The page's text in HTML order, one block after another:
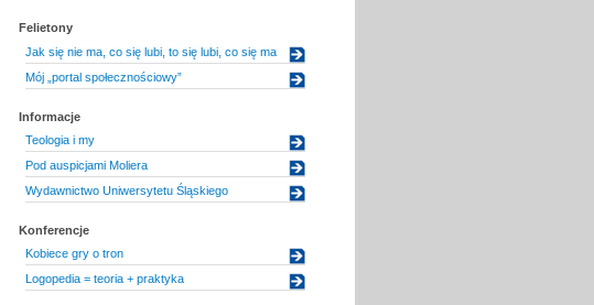
Felietony
Jak się nie ma, co się lubi, to się lubi, co się ma
Mój „portal społecznościowy”
Informacje
Teologia i my
Pod auspicjami Moliera
Wydawnictwo Uniwersytetu Śląskiego
Konferencje
Kobiece gry o tron
Logopedia = teoria + praktyka